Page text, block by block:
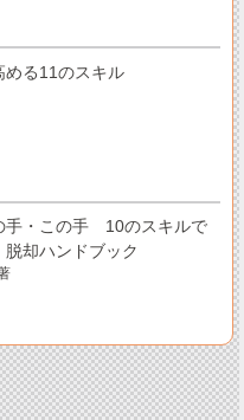
める11のスキル
手・この手 10のスキルで
却ハンドブック